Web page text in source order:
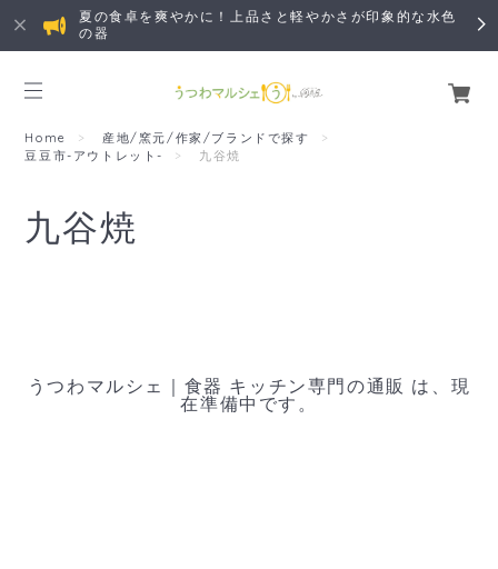
夏の食卓を爽やかに！上品さと軽やかさが印象的な水色
の器
Home
産地/窯元/作家/ブランドで探す
豆豆市-アウトレット-
九谷焼
九谷焼
うつわマルシェ｜食器 キッチン専門の通販 は、現
在準備中です。